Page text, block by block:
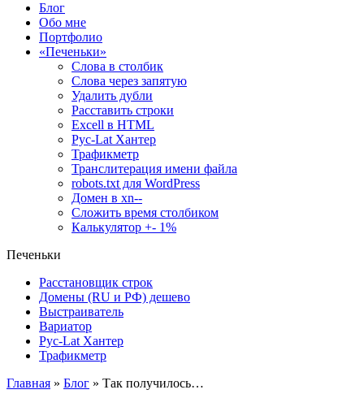
Блог
Обо мне
Портфолио
«Печеньки»
Слова в столбик
Слова через запятую
Удалить дубли
Расставить строки
Excell в HTML
Рус-Lat Хантер
Трафикметр
Транслитерация имени файла
robots.txt для WordPress
Домен в xn--
Сложить время столбиком
Калькулятор +- 1%
Печеньки
Расстановщик строк
Домены (RU и РФ) дешево
Выстраиватель
Вариатор
Рус-Lat Хантер
Трафикметр
Главная » Блог » Так получилось…